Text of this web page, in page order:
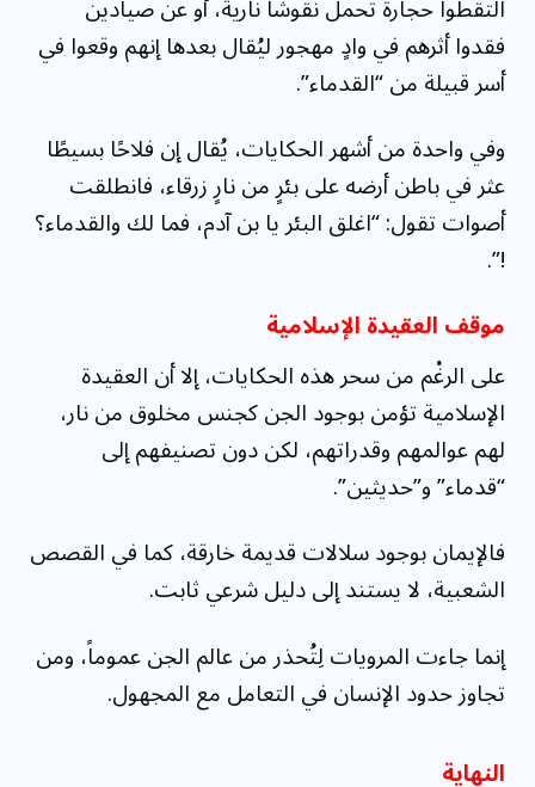
فقدوا أثرهم في وادٍ مهجور ليُقال بعدها إنهم وقعوا في
أسر قبيلة من “القدماء”.
وفي واحدة من أشهر الحكايات، يُقال إن فلاحًا بسيطًا
عثر في باطن أرضه على بئرٍ من نارٍ زرقاء، فانطلقت
أصوات تقول: “اغلق البئر يا بن آدم، فما لك والقدماء؟
!”.
موقف العقيدة الإسلامية
على الرغْم من سحر هذه الحكايات، إلا أن العقيدة
الإسلامية تؤمن بوجود الجن كجنس مخلوق من نار،
لهم عوالمهم وقدراتهم، لكن دون تصنيفهم إلى
“قدماء” و”حديثين”.
فالإيمان بوجود سلالات قديمة خارقة، كما في القصص
الشعبية، لا يستند إلى دليل شرعي ثابت.
إنما جاءت المرويات لِتُحذر من عالم الجن عموماً، ومن
تجاوز حدود الإنسان في التعامل مع المجهول.
النهاية